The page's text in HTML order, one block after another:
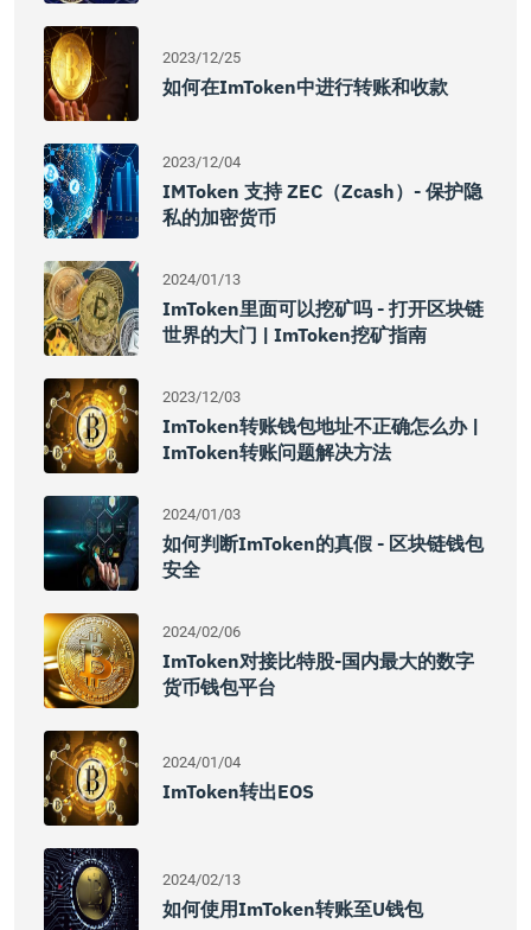
2023/12/25
如何在imToken中进行转账和收款
2023/12/04
IMToken 支持 ZEC（Zcash）- 保护隐
私的加密货币
2024/01/13
ImToken里面可以挖矿吗 - 打开区块链
世界的大门 | ImToken挖矿指南
2023/12/03
ImToken转账钱包地址不正确怎么办 |
ImToken转账问题解决方法
2024/01/03
如何判断imToken的真假 - 区块链钱包
安全
2024/02/06
ImToken对接比特股-国内最大的数字
货币钱包平台
2024/01/04
ImToken转出EOS
2024/02/13
如何使用imToken转账至U钱包